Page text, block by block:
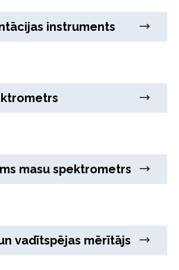
instruments
masu spektrometrs
vadītspējas mērītājs